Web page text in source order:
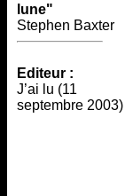
lune"
Stephen Baxter
Editeur :
J’ai lu (11
septembre 2003)